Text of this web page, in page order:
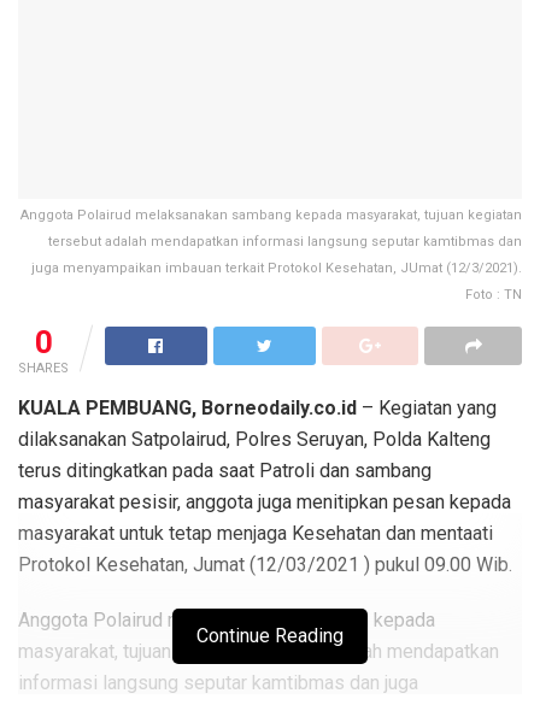
Anggota Polairud melaksanakan sambang kepada masyarakat, tujuan kegiatan
tersebut adalah mendapatkan informasi langsung seputar kamtibmas dan
juga menyampaikan imbauan terkait Protokol Kesehatan, JUmat (12/3/2021).
Foto : TN
0
SHARES
KUALA PEMBUANG, Borneodaily.co.id – Kegiatan yang
dilaksanakan Satpolairud, Polres Seruyan, Polda Kalteng
terus ditingkatkan pada saat Patroli dan sambang
masyarakat pesisir, anggota juga menitipkan pesan kepada
masyarakat untuk tetap menjaga Kesehatan dan mentaati
Protokol Kesehatan, Jumat (12/03/2021 ) pukul 09.00 Wib.
Anggota Polairud melaksanakan sambang kepada
masyarakat, tujuan kegiatan tersebut adalah mendapatkan
informasi langsung seputar kamtibmas dan juga
Continue Reading